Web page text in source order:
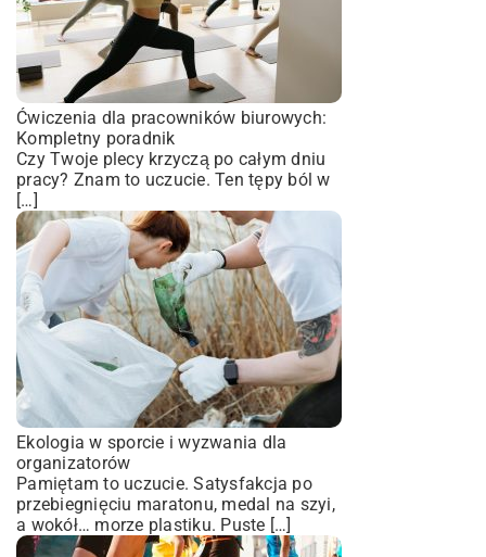
Ćwiczenia dla pracowników biurowych:
Kompletny poradnik
Czy Twoje plecy krzyczą po całym dniu
pracy? Znam to uczucie. Ten tępy ból w
[…]
Ekologia w sporcie i wyzwania dla
organizatorów
Pamiętam to uczucie. Satysfakcja po
przebiegnięciu maratonu, medal na szyi,
a wokół… morze plastiku. Puste […]